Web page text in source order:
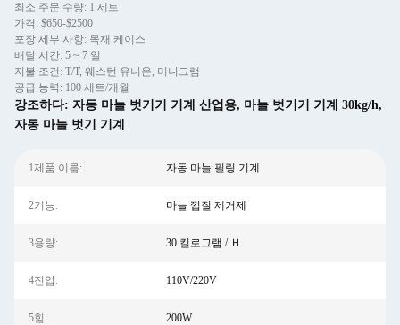
최소 주문 수량: 1 세트
가격: $650-$2500
포장 세부 사항: 목재 케이스
배달 시간: 5 ~ 7 일
지불 조건: T/T, 웨스턴 유니온, 머니그램
공급 능력: 100 세트/개월
강조하다: 자동 마늘 벗기기 기계 산업용, 마늘 벗기기 기계 30kg/h,
자동 마늘 벗기 기계
1제품 이름: 자동 마늘 필링 기계
2기능: 마늘 껍질 제거제
3용량: 30 킬로그램 / Ｈ
4전압: 110V/220V
5힘: 200W